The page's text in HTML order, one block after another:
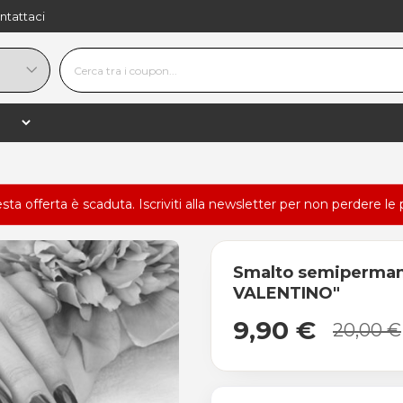
offerta è scaduta. Iscriviti alla newsletter per non perdere le
Smalto
VALENTINO"
9,90 € 20,00 €